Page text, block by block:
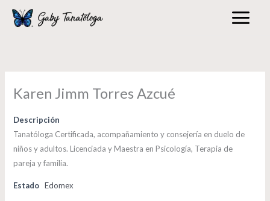
Karen Jimm Torres Azcué
Descripción
Tanatóloga Certificada, acompañamiento y consejería en duelo de
niños y adultos. Licenciada y Maestra en Psicología, Terapia de
pareja y familia.
Estado Edomex